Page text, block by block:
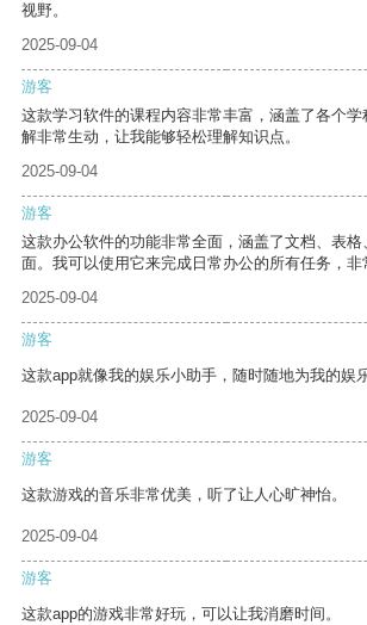
视野。
2025-09-04
游客
这款学习软件的课程内容非常丰富，涵盖了各个
解非常生动，让我能够轻松理解知识点。
2025-09-04
游客
这款办公软件的功能非常全面，涵盖了文档、表
面。我可以使用它来完成日常办公的所有任务，非
2025-09-04
游客
这款app就像我的娱乐小助手，随时随地为我的娱
2025-09-04
游客
这款游戏的音乐非常优美，听了让人心旷神怡。
2025-09-04
游客
这款app的游戏非常好玩，可以让我消磨时间。